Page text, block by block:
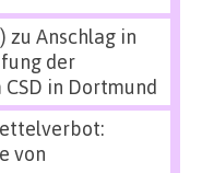
zu Anschlag in
der
in Dortmund
von